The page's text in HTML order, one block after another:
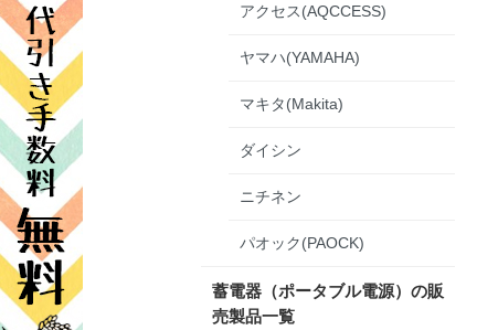
アクセス(AQCCESS)
ヤマハ(YAMAHA)
マキタ(Makita)
ダイシン
ニチネン
パオック(PAOCK)
蓄電器（ポータブル電源）の販
売製品一覧